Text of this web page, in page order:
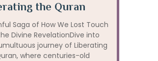
the Quran
Saga of How We Lost Touch
Divine RevelationDive into
journey of Liberating
where centuries-old